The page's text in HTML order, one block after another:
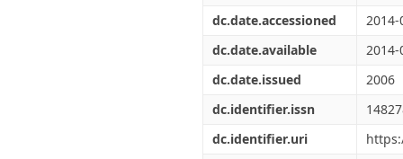
dc.date.accessioned
2014-
dc.date.available
2014-
dc.date.issued
2006
dc.identifier.issn
dc.identifier.uri